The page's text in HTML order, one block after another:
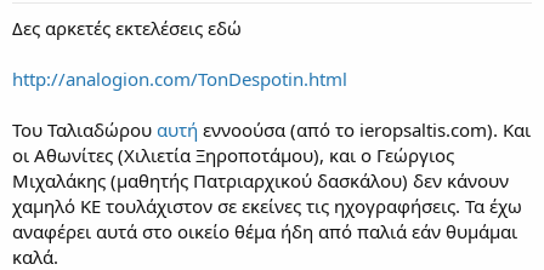
Δες αρκετές εκτελέσεις εδώ
http://analogion.com/TonDespotin.html
Του Ταλιαδώρου αυτή εννοούσα (από το ieropsaltis.com). Και
οι Αθωνίτες (Χιλιετία Ξηροποτάμου), και ο Γεώργιος
Μιχαλάκης (μαθητής Πατριαρχικού δασκάλου) δεν κάνουν
χαμηλό ΚΕ τουλάχιστον σε εκείνες τις ηχογραφήσεις. Τα έχω
αναφέρει αυτά στο οικείο θέμα ήδη από παλιά εάν θυμάμαι
καλά.